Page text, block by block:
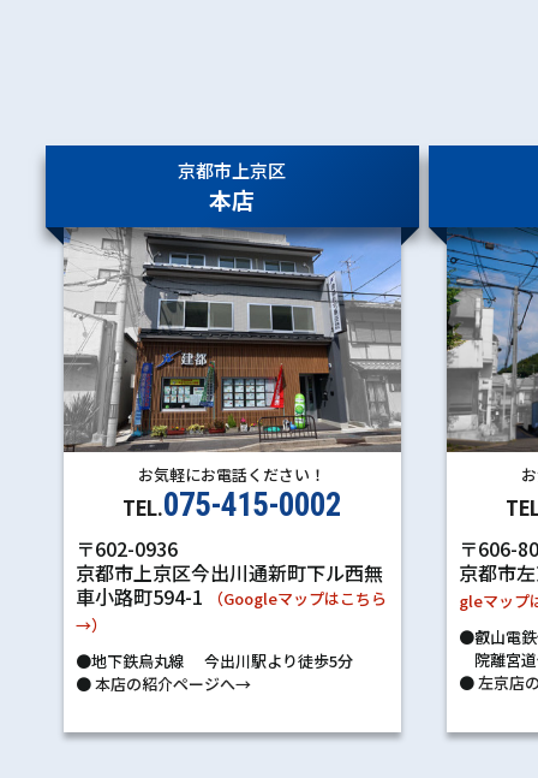
京都市上京区
本店
お気軽にお電話ください！
TEL.075-415-0002
〒602-0936
京都市上京区今出川通新町下ル西無
車小路町594-1
（Googleマップはこちら
→）
●地下鉄烏丸線 今出川駅より徒歩5分
●本店の紹介ページへ→
〒606-
京都市
gleマップ
●叡山電鉄
院離宮
●左京店